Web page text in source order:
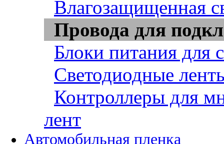
Влагозащищенная
Провода для
Блоки питания для
Светодиодные
Контроллеры для
лент
Автомобильная пленка